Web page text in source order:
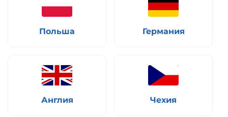
Польша Германия
Англия Чехия